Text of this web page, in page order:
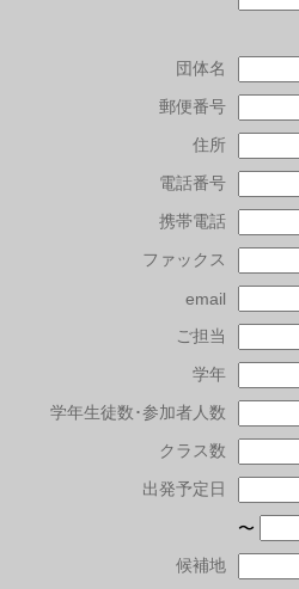
団体名
郵便番号
住所
電話番号
携帯電話
ファックス
email
ご担当
学年
学年生徒数･参加者人数
クラス数
出発予定日
〜
候補地